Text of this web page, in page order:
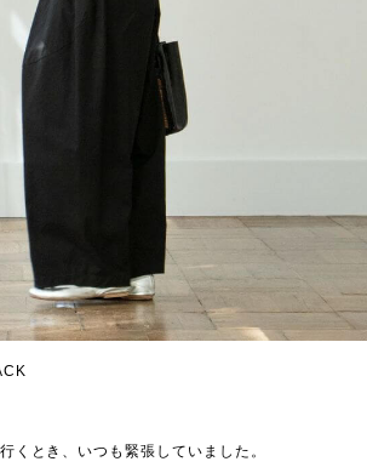
くとき、いつも緊張していました。